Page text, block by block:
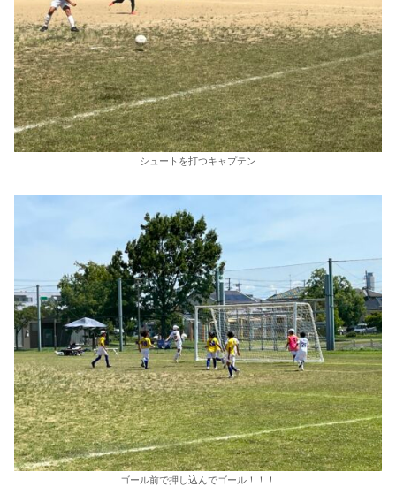
シュートを打つキャプテン
ゴール前で押し込んでゴール！！！